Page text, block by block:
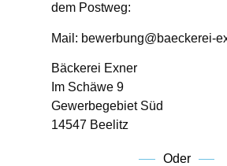
dem Postweg:
Mail: bewerbung@baeckerei-
Bäckerei Exner
Im Schäwe 9
Gewerbegebiet Süd
14547 Beelitz
Oder